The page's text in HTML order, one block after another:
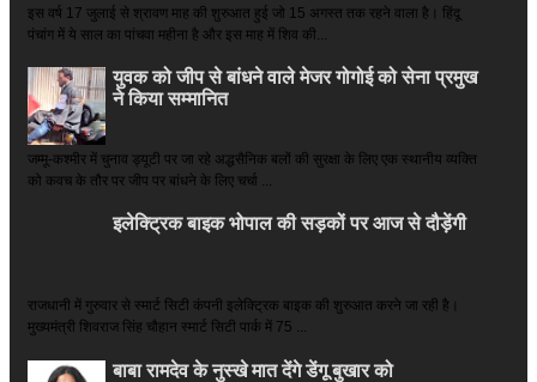
इस वर्ष 17 जुलाई से श्रावण माह की शुरुआत हुई जो 15 अगस्त तक रहने वाला है। हिंदू
पंचांग में ये साल का पांचवा महीना है और इस माह में शिव की...
युवक को जीप से बांधने वाले मेजर गोगोई को सेना प्रमुख
ने किया सम्‍मानित
जम्मू-कश्मीर में चुनाव ड्यूटी पर जा रहे अद्धसैनिक बलों की सुरक्षा के लिए एक स्थानीय व्यक्ति
को कवच के तौर पर जीप पर बांधने के लिए चर्चा ...
इलेक्ट्रिक बाइक भोपाल की सड़कों पर आज से दौड़ेंगी
राजधानी में गुरुवार से स्मार्ट सिटी कंपनी इलेक्ट्रिक बाइक की शुरुआत करने जा रही है।
मुख्यमंत्री शिवराज सिंह चौहान स्मार्ट सिटी पार्क में 75 ...
बाबा रामदेव के नुस्खे मात देंगे डेंगू बुखार को